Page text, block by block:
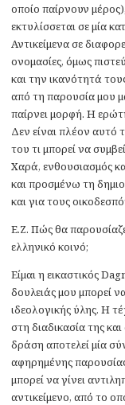
οποίο παίρνουν
εκτυλίσσεται σε μία
Αντικείμενα σε
ονομασίες, όμως
και την ικανότητά
από τη παρουσία μου
παίρνει μορφή. Η
Δεν είναι πλέον αυτό
του τι μπορεί να
Χαρά, ενθουσιασμός
και προσμένω τη
και για τους
Ε.Ζ. Πώς θα
ελληνικό κοινό;
Είμαι η εικαστικός
δουλειάς μου μπορεί
ιδεολογικής ύλης. Η
στη διαδικασία της
δράση αποτελεί μία
αφηρημένης
μπορεί να γίνει
αντικείμενο, από το